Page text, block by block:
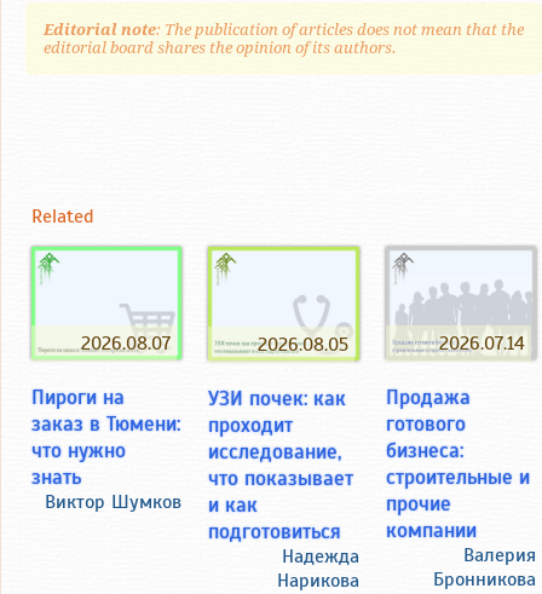
Editorial note: The publication of articles does not mean that the
editorial board shares the opinion of its authors.
Related
2026.08.07
Пироги на
заказ в Тюмени:
что нужно
знать
Виктор Шумков
2026.08.05
УЗИ почек: как
проходит
исследование,
что показывает
и как
подготовиться
Надежда
Нарикова
2026.07.14
Продажа
готового
бизнеса:
строительные и
прочие
компании
Валерия
Бронникова